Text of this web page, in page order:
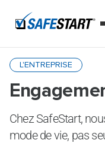
Accueil
L'ENTREPRISE
Chez SafeStart,
mode de vie, pas